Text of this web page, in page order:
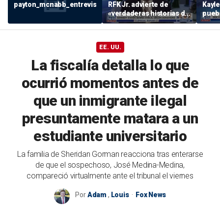
payton_mcnabb_entrevista_6_de_agosto_de_2026.mp4
RFK Jr. advierte de
«verdaderas historias de
terror» relacionadas con
la extracción ilegal de
se
EE. UU.
La fiscalía detalla lo que
ocurrió momentos antes de
que un inmigrante ilegal
presuntamente matara a un
estudiante universitario
La familia de Sheridan Gorman reacciona tras enterarse
de que el sospechoso, José Medina-Medina,
compareció virtualmente ante el tribunal el viernes
PorAdam , Louis Fox News